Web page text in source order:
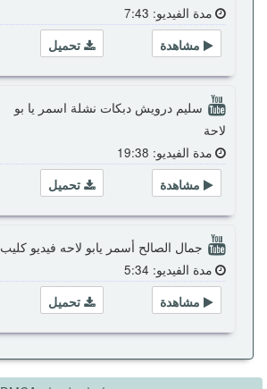
مدة الفيديو: 7:43
تحميل
مشاهدة
سليم درويش دبكات نشلة اسمر يا بو
لاحة
مدة الفيديو: 19:38
تحميل
مشاهدة
جمال الصالح أسمر يابو لاحه فيديو كليب
مدة الفيديو: 5:34
تحميل
مشاهدة